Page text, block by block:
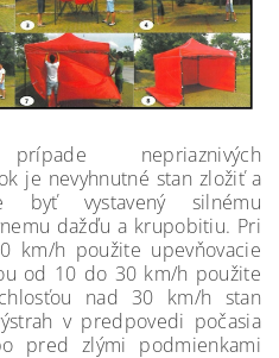
nepriaznivých
je nevyhnutné stan zložiť a
byť vystavený silnému
dažďu a krupobitiu. Pri
km/h použite upevňovacie
od 10 do 30 km/h použite
nad 30 km/h stan
v predpovedi počasia
pred zlými podmienkami